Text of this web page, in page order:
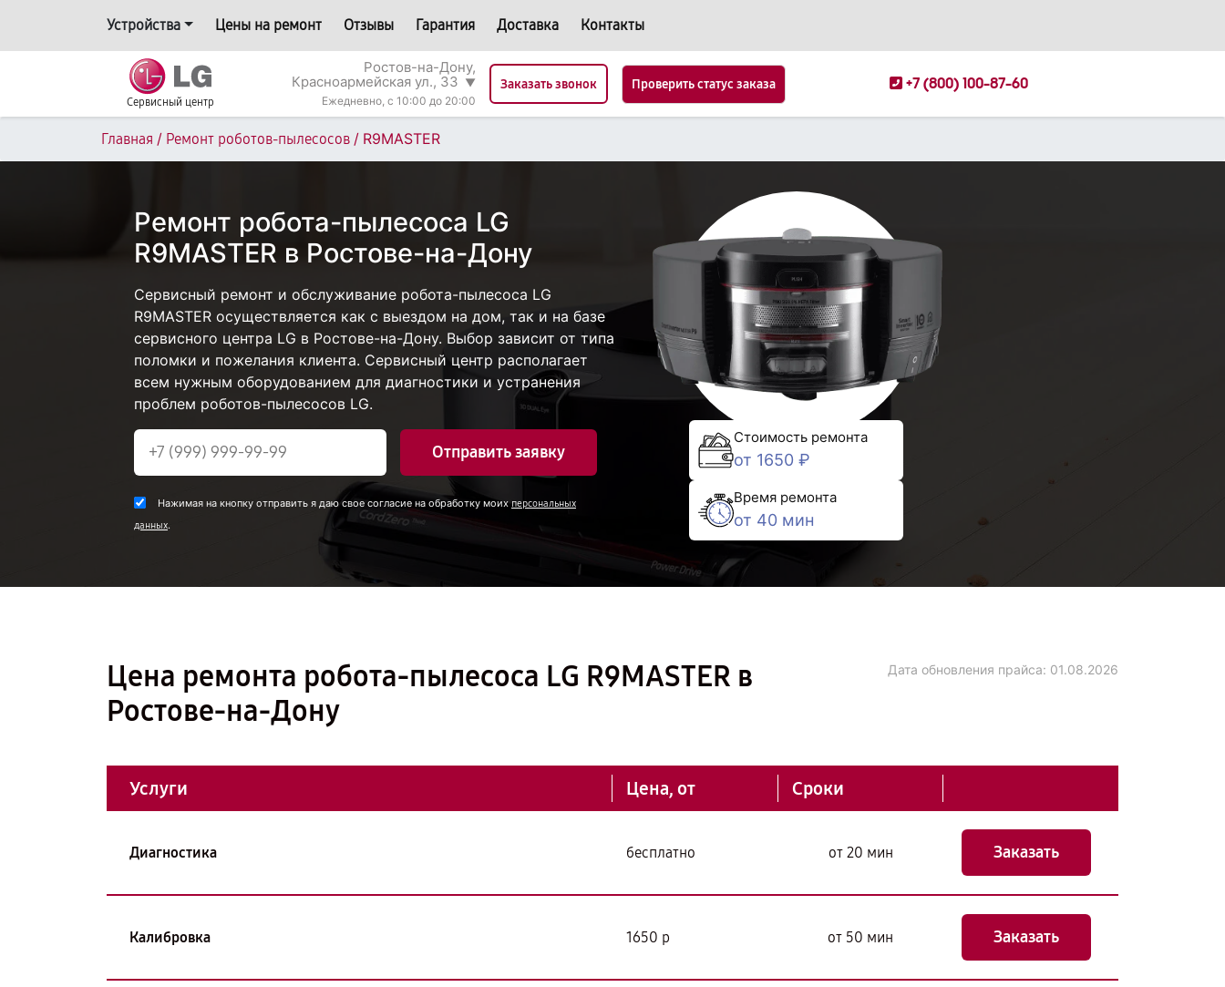
Устройства Цены на ремонт Отзывы Гарантия Доставка Контакты
Сервисный центр
Ростов-на-Дону,
Красноармейская ул., 33 ▼
Ежедневно, с 10:00 до 20:00
Заказать звонок Проверить статус заказа +7 (800) 100-87-60
Главная / Ремонт роботов-пылесосов / R9MASTER
Ремонт робота-пылесоса LG
R9MASTER в Ростове-на-Дону
Сервисный ремонт и обслуживание робота-пылесоса LG
R9MASTER осуществляется как с выездом на дом, так и на базе
сервисного центра LG в Ростове-на-Дону. Выбор зависит от типа
поломки и пожелания клиента. Сервисный центр располагает
всем нужным оборудованием для диагностики и устранения
проблем роботов-пылесосов LG.
Отправить заявку
Нажимая на кнопку отправить я даю свое согласие на обработку моихперсональных
данных.
Стоимость ремонта
от 1650 ₽
Время ремонта
от 40 мин
Цена ремонта робота-пылесоса LG R9MASTER в
Ростове-на-Дону
Дата обновления прайса: 01.08.2026
Услуги Цена, от Сроки
Диагностика бесплатно от 20 мин Заказать
Калибровка 1650 р от 50 мин Заказать